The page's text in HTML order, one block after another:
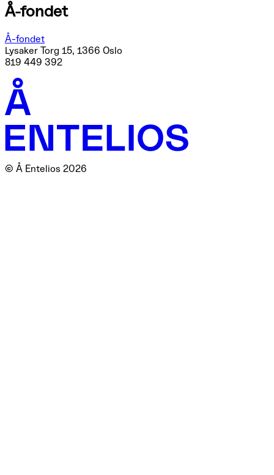
Å-fondet
Å-fondet
Lysaker Torg 15, 1366 Oslo
819 449 392
© Å Entelios 2026